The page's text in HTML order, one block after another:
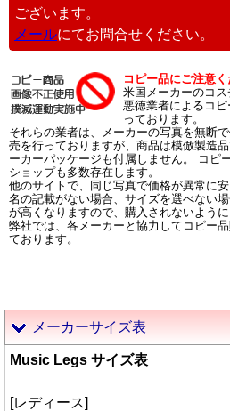
ございます。
メールにてお問合せください。
コピー品にご注意
米国メーカーのコ
悪徳業者によるコ
っております。
それらの業者は、メーカーの写真を無断
売を行っておりますが、商品は模倣製造
ーカーパッケージも付属しません。 コピ
ショップも多数存在します。
他のサイトで、同じ写真で価格が異常に
名の記載がない場合、サイズを選べない
が高くなりますので、購入されないように
弊社では、各メーカーと協力してコピー
ております。
メーカーサイズ表
Music Legs サイズ表
[レディース]